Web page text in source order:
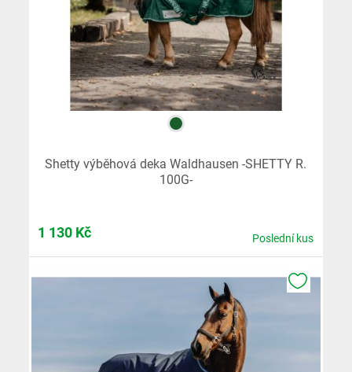
Shetty výběhová deka Waldhausen -SHETTY R.
100G-
1 130 Kč Poslední kus
K